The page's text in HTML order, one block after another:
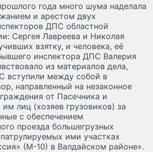
года много шума наделала
и арестом двух
ДПС областной
Сергея Лавреева и Николая
взятку, и человека, её
инспектора ДПС Валерия
из материалов дела,
вступили между собой в
направленный на незаконное
от Пасечника и
лиц (хозяев грузовиков) за
с обеспечением
проезда большегрузных
ими участках
(М-10) в Валдайском районе».